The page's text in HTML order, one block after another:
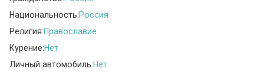
Национальность:Россия
Религия:Православие
Курение:Нет
Личный автомобиль:Нет